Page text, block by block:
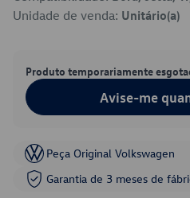
Unidade de venda: Unitário(a)
Produto temporariamente
Avise-me
Peça Original Volkswagen
Garantia de 3 meses de